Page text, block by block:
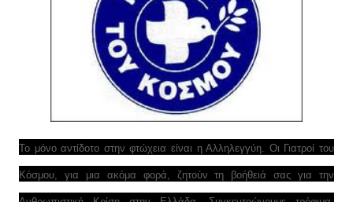
Το μόνο αντίδοτο στην φτώχεια είναι η Αλληλεγγύη. Οι Γιατροί του
Κόσμου, για μια ακόμα φορά, ζητούν τη βοήθειά σας για την